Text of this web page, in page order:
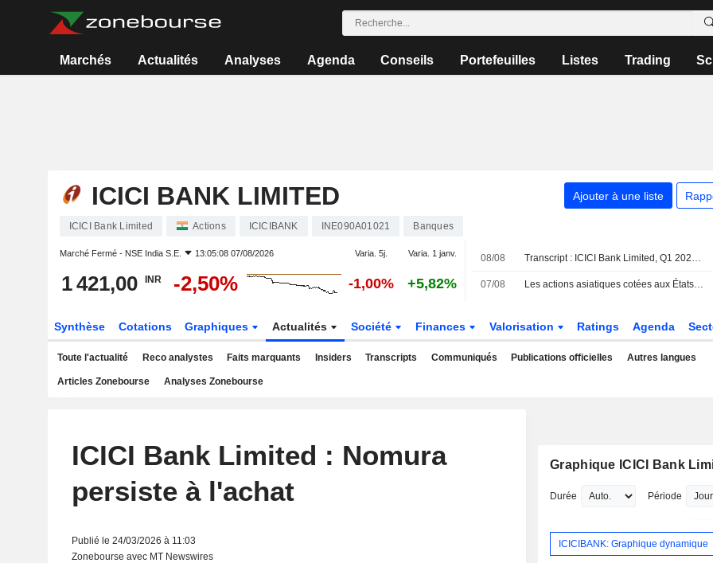
Marchés Actualités Analyses Agenda Conseils Portefeuilles Listes Trading
ICICI BANK LIMITED Ajouter à une liste
ICICI Bank Limited Actions ICICIBANK INE090A01021 Banques
Marché Fermé - NSE India S.E. 13:05:08 07/08/2026 Varia. 5j. Varia. 1 janv.
1 421,00 INR -2,50% -1,00% +5,82%
08/08 Transcript : ICICI Bank Limited, Q1 2027 Earnings Call, Jul 18, 2026
07/08 Les actions asiatiques cotées aux États-Unis sous forme d'ADR progressent vendredi et terminent la semaine en hausse de 2 %
Synthèse Cotations Graphiques Actualités Société Finances Valorisation Ratings Agenda
Toute l'actualité Reco analystes Faits marquants Insiders Transcripts Communiqués Publications officielles Autres langues
Articles Zonebourse Analyses Zonebourse
ICICI Bank Limited : Nomura
persiste à l'achat
Publié le 24/03/2026 à 11:03
Zonebourse avec MT Newswires
Graphique ICICI Bank
Durée Période
ICICIBANK: Graphique dynamique